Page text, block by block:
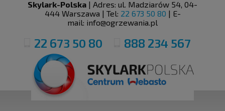
Skylark-Polska | Adres: ul. Madziarów 54, 04-
444 Warszawa | Tel: 22 673 50 80 | E-
mail: info@ogrzewania.pl
22 673 50 80 888 234 567